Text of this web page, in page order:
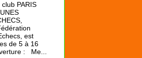
club PARIS
est
de 5 à 16
: Me...